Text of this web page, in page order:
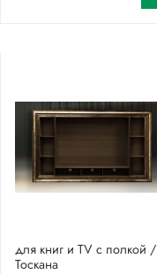
для книг и TV с полкой /
Тоскана